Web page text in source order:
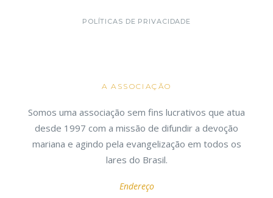
POLÍTICAS DE PRIVACIDADE
A ASSOCIAÇÃO
Somos uma associação sem fins lucrativos que atua
desde 1997 com a missão de difundir a devoção
mariana e agindo pela evangelização em todos os
lares do Brasil.
Endereço